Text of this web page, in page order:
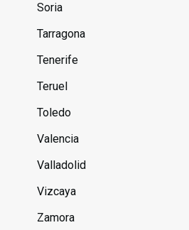
Soria
Tarragona
Tenerife
Teruel
Toledo
Valencia
Valladolid
Vizcaya
Zamora